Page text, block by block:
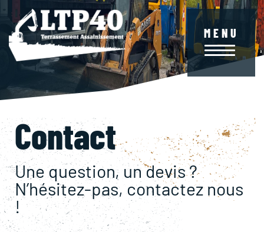
au
contenu
principal
MENU
Contact
Une question, un devis ?
N’hésitez-pas, contactez nous
!